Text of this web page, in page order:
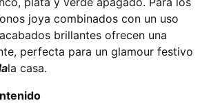
joya combinados con un uso
brillantes ofrecen una
perfecta para un glamour festivo
la casa.